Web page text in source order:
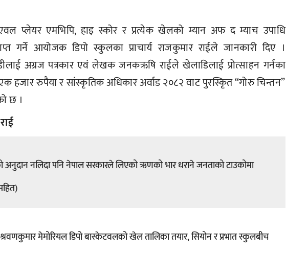
प्लेयर एमभिपि, हाइ स्कोर र प्रत्येक खेलको म्यान अफ द म्याच उपाधि
गर्ने आयोजक डिपो स्कुलका प्राचार्य राजकुमार राईले जानकारी दिए ।
अग्रज पत्रकार एवं लेखक जनकऋषि राईले खेलाडिलाई प्रोत्साहन गर्नका
हजार रुपैया र सांस्कृतिक अधिकार अर्वाड २०८२ वाट पुरस्किृत “गोरु चिन्तन”
छ ।
अनुदान नलिदा पनि नेपाल सरकारले लिएको ऋणको भार धराने जनताको टाउकोमा
मेमोरियल डिपो बास्केटवलको खेल तालिका तयार, सियोन र प्रभात स्कुलबीच